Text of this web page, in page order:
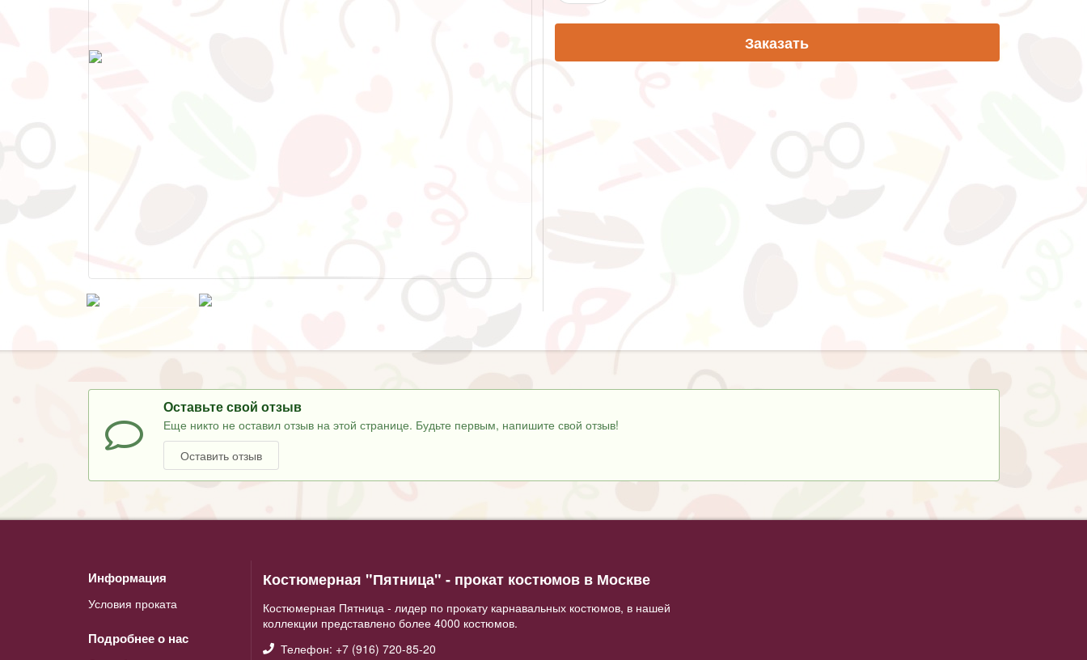
Заказать
Оставьте свой отзыв
Еще никто не оставил отзыв на этой странице. Будьте первым, напишите свой отзыв!
Оставить отзыв
Информация
Условия проката
Подробнее о нас
Костюмерная "Пятница" - прокат костюмов в Москве
Костюмерная Пятница - лидер по прокату карнавальных костюмов, в нашей
коллекции представлено более 4000 костюмов.
Телефон: +7 (916) 720-85-20